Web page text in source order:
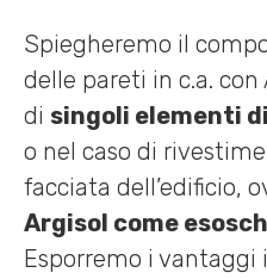
Spiegheremo il
delle pareti in c.a. con
di singoli elementi
o nel caso di
facciata dell’edificio,
Argisol come
Esporremo i